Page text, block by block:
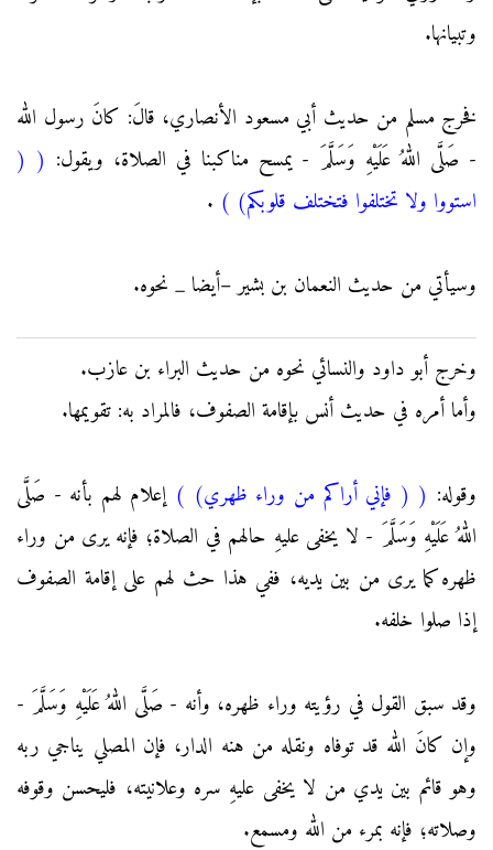
وتبيانها.
فخرج مسلم من حديث أبي مسعود الأنصاري، قالَ: كانَ رسول الله
- صَلَّى اللهُ عَلَيْهِ وَسَلَّمَ - يمسح مناكبنا في الصلاة، ويقول: (
(
استووا ولا تختلفوا فتختلف قلوبكم) )
.
وسيأتي من حديث النعمان بن بشير –أيضا _ نحوه.
وخرج أبو داود والنسائي نحوه من حديث البراء بن عازب.
وأما أمره في حديث أنس بإقامة الصفوف، فالمراد به: تقويمها.
وقوله: ( ( فإني أراكم من وراء ظهري) ) إعلام لهم بأنه - صَلَّى
اللهُ عَلَيْهِ وَسَلَّمَ - لا يخفى عليهِ حالهم في الصلاة؛ فإنه يرى من وراء
ظهره كما يرى من بين يديه، ففي هذا حث لهم على إقامة الصفوف
إذا صلوا خلفه.
وقد سبق القول في رؤيته وراء ظهره، وأنه - صَلَّى اللهُ عَلَيْهِ وَسَلَّمَ -
وإن كانَ الله قد توفاه ونقله من هنه الدار، فإن المصلي يناجي ربه
وهو قائم بين يدي من لا يخفى عليهِ سره وعلانيته، فليحسن وقوفه
وصلاته؛ فإنه بمرء من الله ومسمع.